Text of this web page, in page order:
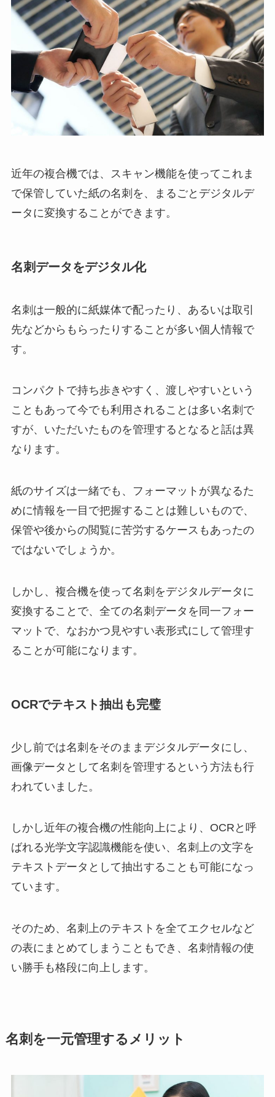
近年の複合機では、スキャン機能を使ってこれま
で保管していた紙の名刺を、まるごとデジタルデ
ータに変換することができます。
名刺データをデジタル化
名刺は一般的に紙媒体で配ったり、あるいは取引
先などからもらったりすることが多い個人情報で
す。
コンパクトで持ち歩きやすく、渡しやすいという
こともあって今でも利用されることは多い名刺で
すが、いただいたものを管理するとなると話は異
なります。
紙のサイズは一緒でも、フォーマットが異なるた
めに情報を一目で把握することは難しいもので、
保管や後からの閲覧に苦労するケースもあったの
ではないでしょうか。
しかし、複合機を使って名刺をデジタルデータに
変換することで、全ての名刺データを同一フォー
マットで、なおかつ見やすい表形式にして管理す
ることが可能になります。
OCRでテキスト抽出も完璧
少し前では名刺をそのままデジタルデータにし、
画像データとして名刺を管理するという方法も行
われていました。
しかし近年の複合機の性能向上により、OCRと呼
ばれる光学文字認識機能を使い、名刺上の文字を
テキストデータとして抽出することも可能になっ
ています。
そのため、名刺上のテキストを全てエクセルなど
の表にまとめてしまうこともでき、名刺情報の使
い勝手も格段に向上します。
名刺を一元管理するメリット